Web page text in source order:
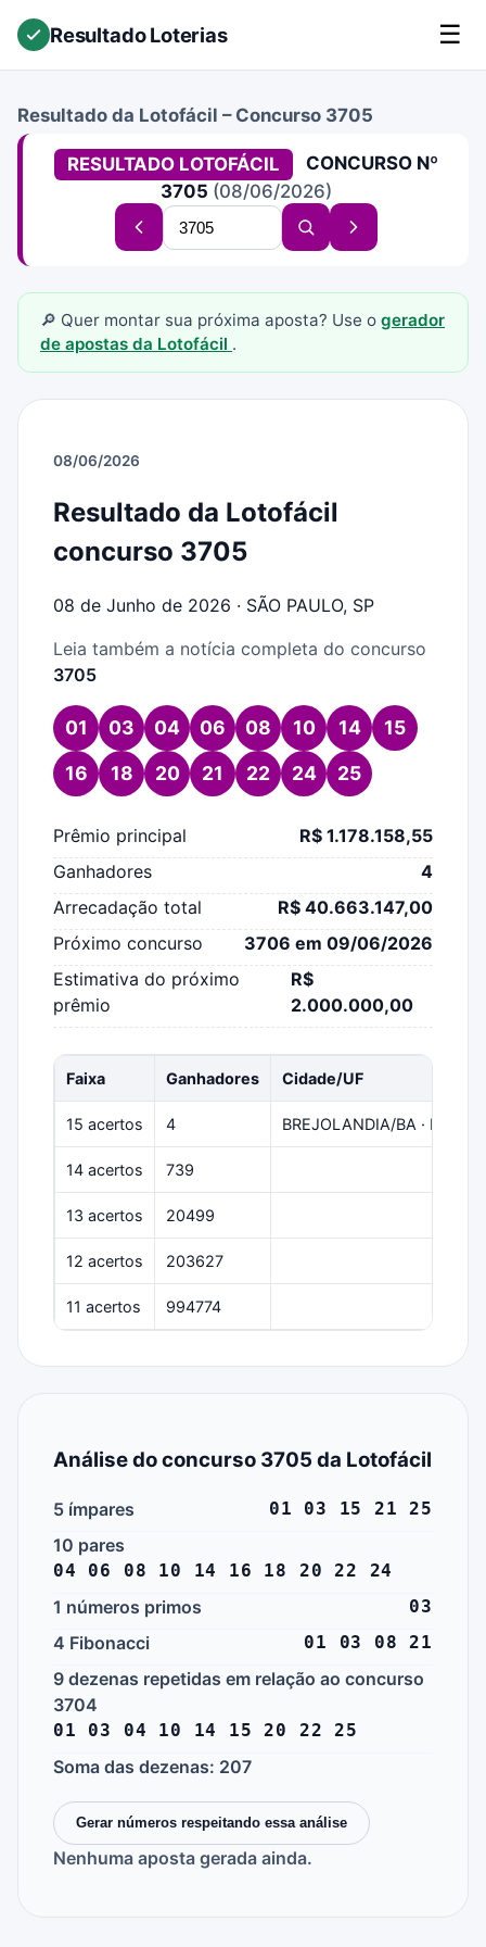
Resultado Loterias ☰
Resultado da Lotofácil – Concurso 3705
RESULTADO LOTOFÁCIL
CONCURSO Nº
3705 (08/06/2026)
Concurso
Buscar
Buscar
concurso
Próximo
🔎 Quer montar sua próxima aposta? Use o gerador
de apostas da Lotofácil .
08/06/2026
Resultado da Lotofácil
concurso 3705
08 de Junho de 2026 · SÃO PAULO, SP
Leia também a notícia completa do concurso
3705
01 03 04 06 08 10 14
15
16
18 20 21 22 24 25
Prêmio principal
R$ 1.178.158,55
Ganhadores
4
Arrecadação total
R$ 40.663.147,00
Próximo concurso
3706 em 09/06/2026
Estimativa do próximo
prêmio
R$
2.000.000,00
Faixa Ganhadores Cidade/UF
15 acertos 4 BREJOLANDIA/BA · RIO
14 acertos 739
13 acertos 20499
12 acertos 203627
11 acertos 994774
Análise do concurso 3705 da Lotofácil
5 ímpares 01 03 15 21 25
10 pares
04 06 08 10 14 16 18 20 22 24
1 números primos 03
4 Fibonacci 01 03 08 21
9 dezenas repetidas em relação ao concurso
3704
01 03 04 10 14 15 20 22 25
Soma das dezenas: 207
Gerar números respeitando essa análise
Nenhuma aposta gerada ainda.